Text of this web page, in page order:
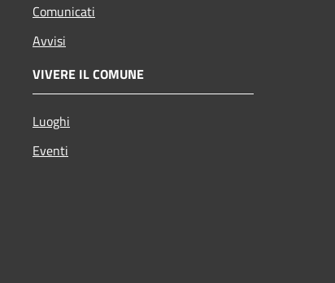
Comunicati
Avvisi
VIVERE IL COMUNE
Luoghi
Eventi